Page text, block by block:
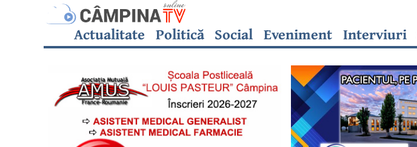
Actualitate Politică Social Eveniment Interviuri